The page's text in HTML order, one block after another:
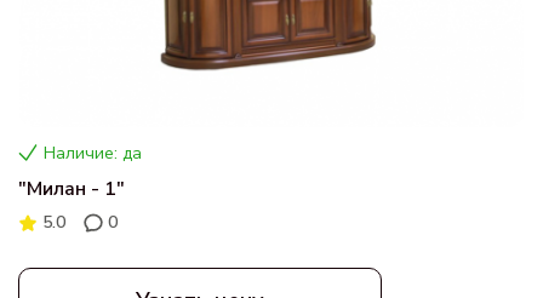
Наличие: да
"Милан - 1"
5.0 0